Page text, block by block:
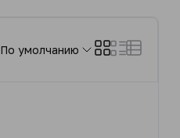
По умолчанию